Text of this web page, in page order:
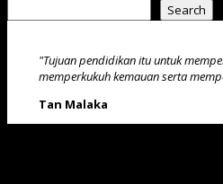
Search
"Tujuan pendidikan itu untuk
memperkukuh kemauan serta
Tan Malaka